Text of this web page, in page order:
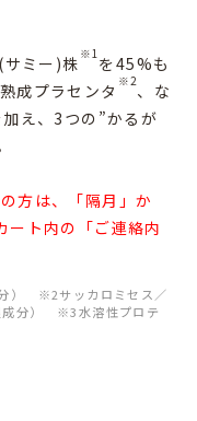
ミー)株 ※1を45%も
成プラセンタ ※2、な
加え、3つの”かるが
方は、「隔月」か
ート内の「ご連絡内
） ※2サッカロミセス／
成分） ※3水溶性プロテ